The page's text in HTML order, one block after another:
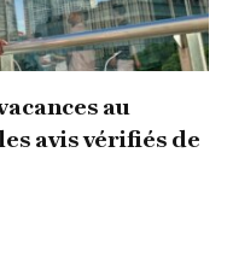
au
avis vérifiés de